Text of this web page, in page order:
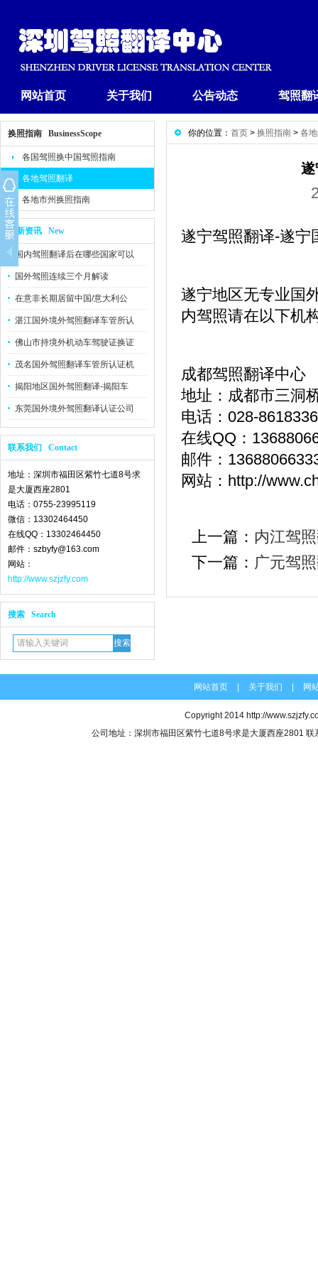
网站首页 关于我们 公告动态 驾照翻
换照指南 BusinessScope
各国驾照换中国驾照指南
各地驾照翻译
各地市州换照指南
最新资讯 New
国内驾照翻译后在哪些国家可以
国外驾照连续三个月解读
在意非长期居留中国/意大利公
湛江国外境外驾照翻译车管所认
佛山市持境外机动车驾驶证换证
茂名国外驾照翻译车管所认证机
揭阳地区国外驾照翻译-揭阳车
东莞国外境外驾照翻译认证公司
联系我们 Contact
地址：深圳市福田区紫竹七道8号求
是大厦西座2801
电话：0755-23995119
微信：13302464450
在线QQ：13302464450
邮件：szbyfy@163.com
网站：
http://www.szjzfy.com
搜索 Search
你的位置： 首页 > 换照指南 > 各
遂
遂宁驾照翻译-遂宁
遂宁地区无专业国
内驾照请在以下机
成都驾照翻译中心
地址：成都市三洞
电话：028-
在线QQ：
邮件：
网站：http://
上一篇： 内江驾
下一篇： 广元驾
网站首页 关于我们 网
Copyright 2014 http://
公司地址：深圳市福田区紫竹七道8号求是大厦西座2801